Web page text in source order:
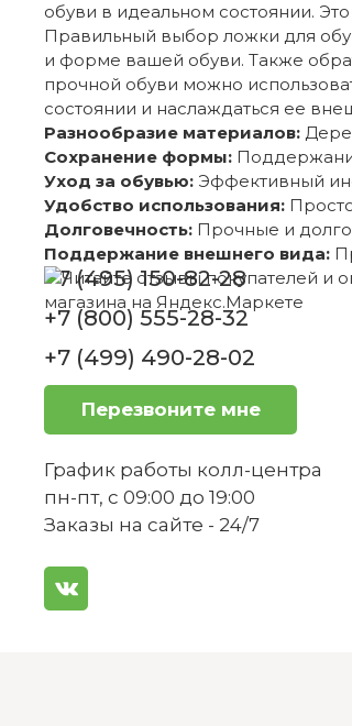
обуви в идеальном состоянии.
Правильный выбор ложки для
и форме вашей обуви. Также
прочной обуви можно
состоянии и наслаждаться ее
Разнообразие материалов:
Сохранение формы:
Уход за обувью: Эффективный
Удобство использования:
Долговечность: Прочные и
Поддержание внешнего вида:
+7 (495) 150-82-28
+7 (800) 555-28-32
+7 (499) 490-28-02
Перезвоните мне
График работы колл-центра
пн-пт, с 09:00 до 19:00
Заказы на сайте - 24/7